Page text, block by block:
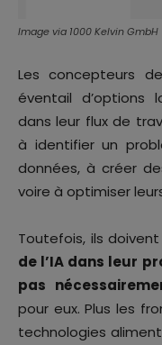
Image via 1000 Kelvin GmbH
Les concepteurs
éventail d’options
dans leur flux de
à identifier un
données, à créer
voire à optimiser
Toutefois, ils
de l’IA dans leur
pas
pour eux. Plus les
technologies